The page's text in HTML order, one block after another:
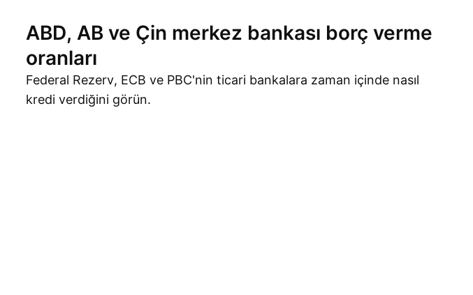
ABD, AB ve Çin merkez bankası borç verme
oranları
Federal Rezerv, ECB ve PBC'nin ticari bankalara zaman içinde nasıl
kredi verdiğini görün.